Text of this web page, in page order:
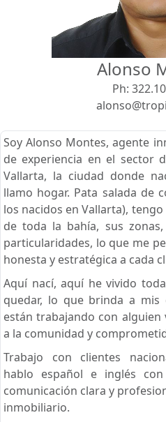
Pie de Playa Buscar usando:
USD MXN
Alonso
Ph:
Soy Alonso Montes, agente
de experiencia en el sector
Vallarta, la ciudad donde
llamo hogar. Pata salada de
los nacidos en Vallarta),
de toda la bahía, sus
particularidades, lo que me
honesta y estratégica a cada
Aquí nací, aquí he vivido
quedar, lo que brinda a mis
están trabajando con
a la comunidad y
Trabajo con clientes
hablo español e inglés
comunicación clara y
inmobiliario.